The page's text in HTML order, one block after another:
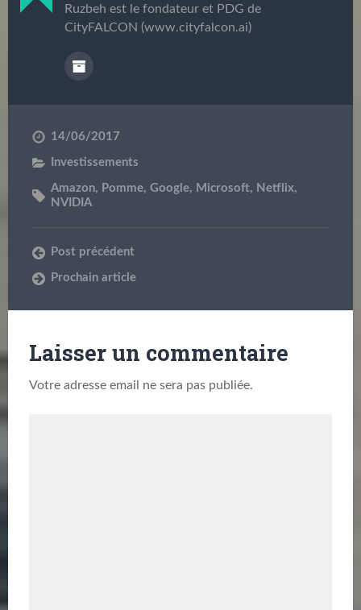
Ruzbeh est le fondateur et PDG de
CityFALCON (www.cityfalcon.ai)
14/06/2017
Investissements
Amazon, Pomme, Google, Microsoft, Netflix,
NVIDIA
Post précédent
Prochain article
Laisser un commentaire
Votre adresse email ne sera pas publiée.